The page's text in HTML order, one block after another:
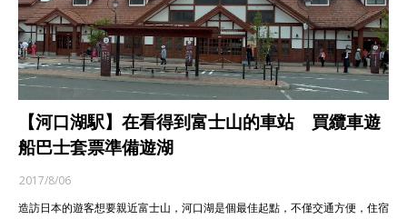
【河口湖駅】在看得到富士山的車站 買纜車遊
船巴士套票準備遊湖
2017/8/06
造訪日本的遊客想要親近富士山，河口湖是個最佳起點，不僅交通方便，住宿